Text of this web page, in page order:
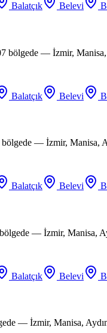
Balatçık Belevi
bölgede — İzmir,
Balatçık Belevi
bölgede — İzmir,
Balatçık Belevi
— İzmir, Manisa,
Balatçık Belevi
— İzmir, Manisa,